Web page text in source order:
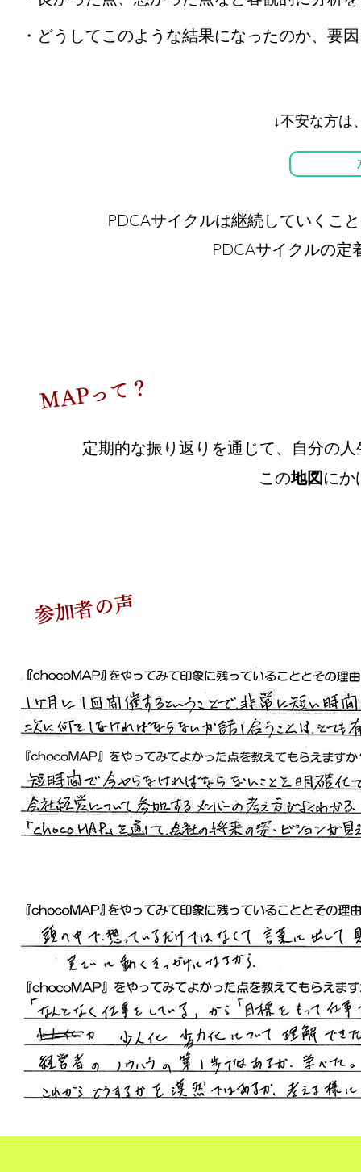
・どうしてこのような結果になったのか、要
​↓不安な方は
PDCAサイクルは継続していくこ
PDCAサイクルの定
MAPって？
定期的な振り返りを通じて、自分の
この地図にか
参加者の声